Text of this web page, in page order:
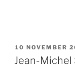
POSTED
ON
10 NOVEMBER
Jean-Michel